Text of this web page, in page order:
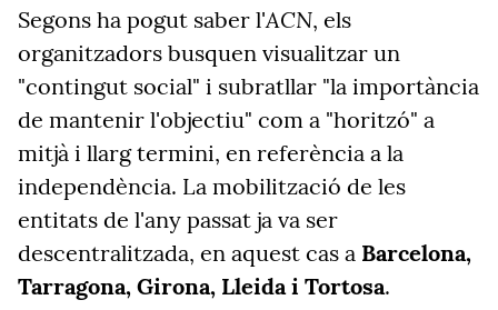
Segons ha pogut saber l'ACN, els
organitzadors busquen visualitzar un
"contingut social" i subratllar "la importància
de mantenir l'objectiu" com a "horitzó" a
mitjà i llarg termini, en referència a la
independència. La mobilització de les
entitats de l'any passat ja va ser
descentralitzada, en aquest cas a Barcelona,
Tarragona, Girona, Lleida i Tortosa.